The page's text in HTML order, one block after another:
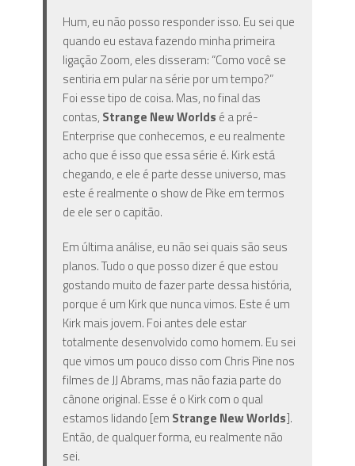
Hum, eu não posso responder isso. Eu sei que
quando eu estava fazendo minha primeira
ligação Zoom, eles disseram: “Como você se
sentiria em pular na série por um tempo?”
Foi esse tipo de coisa. Mas, no final das
contas, Strange New Worlds é a pré-
Enterprise que conhecemos, e eu realmente
acho que é isso que essa série é. Kirk está
chegando, e ele é parte desse universo, mas
este é realmente o show de Pike em termos
de ele ser o capitão.
Em última análise, eu não sei quais são seus
planos. Tudo o que posso dizer é que estou
gostando muito de fazer parte dessa história,
porque é um Kirk que nunca vimos. Este é um
Kirk mais jovem. Foi antes dele estar
totalmente desenvolvido como homem. Eu sei
que vimos um pouco disso com Chris Pine nos
filmes de JJ Abrams, mas não fazia parte do
cânone original. Esse é o Kirk com o qual
estamos lidando [em Strange New Worlds].
Então, de qualquer forma, eu realmente não
sei.